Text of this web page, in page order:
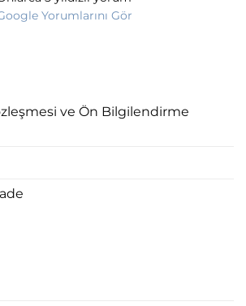
Yorumlarını Gör
ve Ön Bilgilendirme